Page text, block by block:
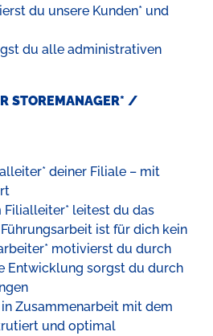
du unsere Kunden* und
du alle administrativen
STOREMANAGER* /
deiner Filiale – mit
Filialleiter* leitest du das
ist für dich kein
motivierst du durch
Entwicklung sorgst du durch
Zusammenarbeit mit dem
und optimal